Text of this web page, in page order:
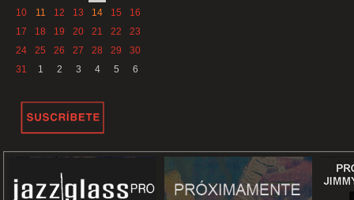
10
11 12 13 14 15
16
17
18 19 20 21 22
23
24
25 26 27 28 29
30
31
1 2 3 4 5 6